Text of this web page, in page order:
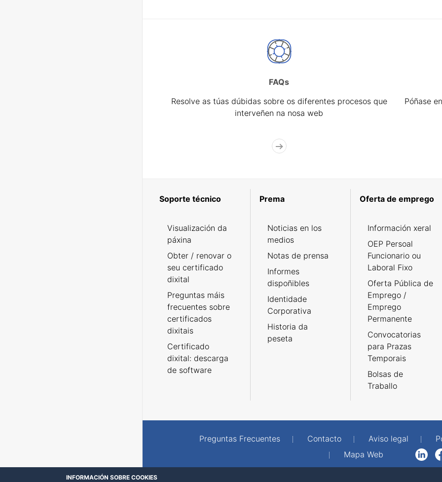
FAQs
Resolve as túas dúbidas sobre os diferentes procesos que
interveñen na nosa web
Póñase
Soporte técnico
Visualización da
páxina
Obter / renovar o
seu certificado
dixital
Preguntas máis
frecuentes sobre
certificados
dixitais
Certificado
dixital: descarga
de software
Prema
Noticias en los
medios
Notas de prensa
Informes
dispoñibles
Identidade
Corporativa
Historia da
peseta
Oferta de emprego
Información xeral
OEP Persoal
Funcionario ou
Laboral Fixo
Oferta Pública de
Emprego /
Emprego
Permanente
Convocatorias
para Prazas
Temporais
Bolsas de
Traballo
Preguntas Frecuentes Contacto Aviso legal
Mapa Web
LinkedInFacebook
INFORMACIÓN SOBRE COOKIES